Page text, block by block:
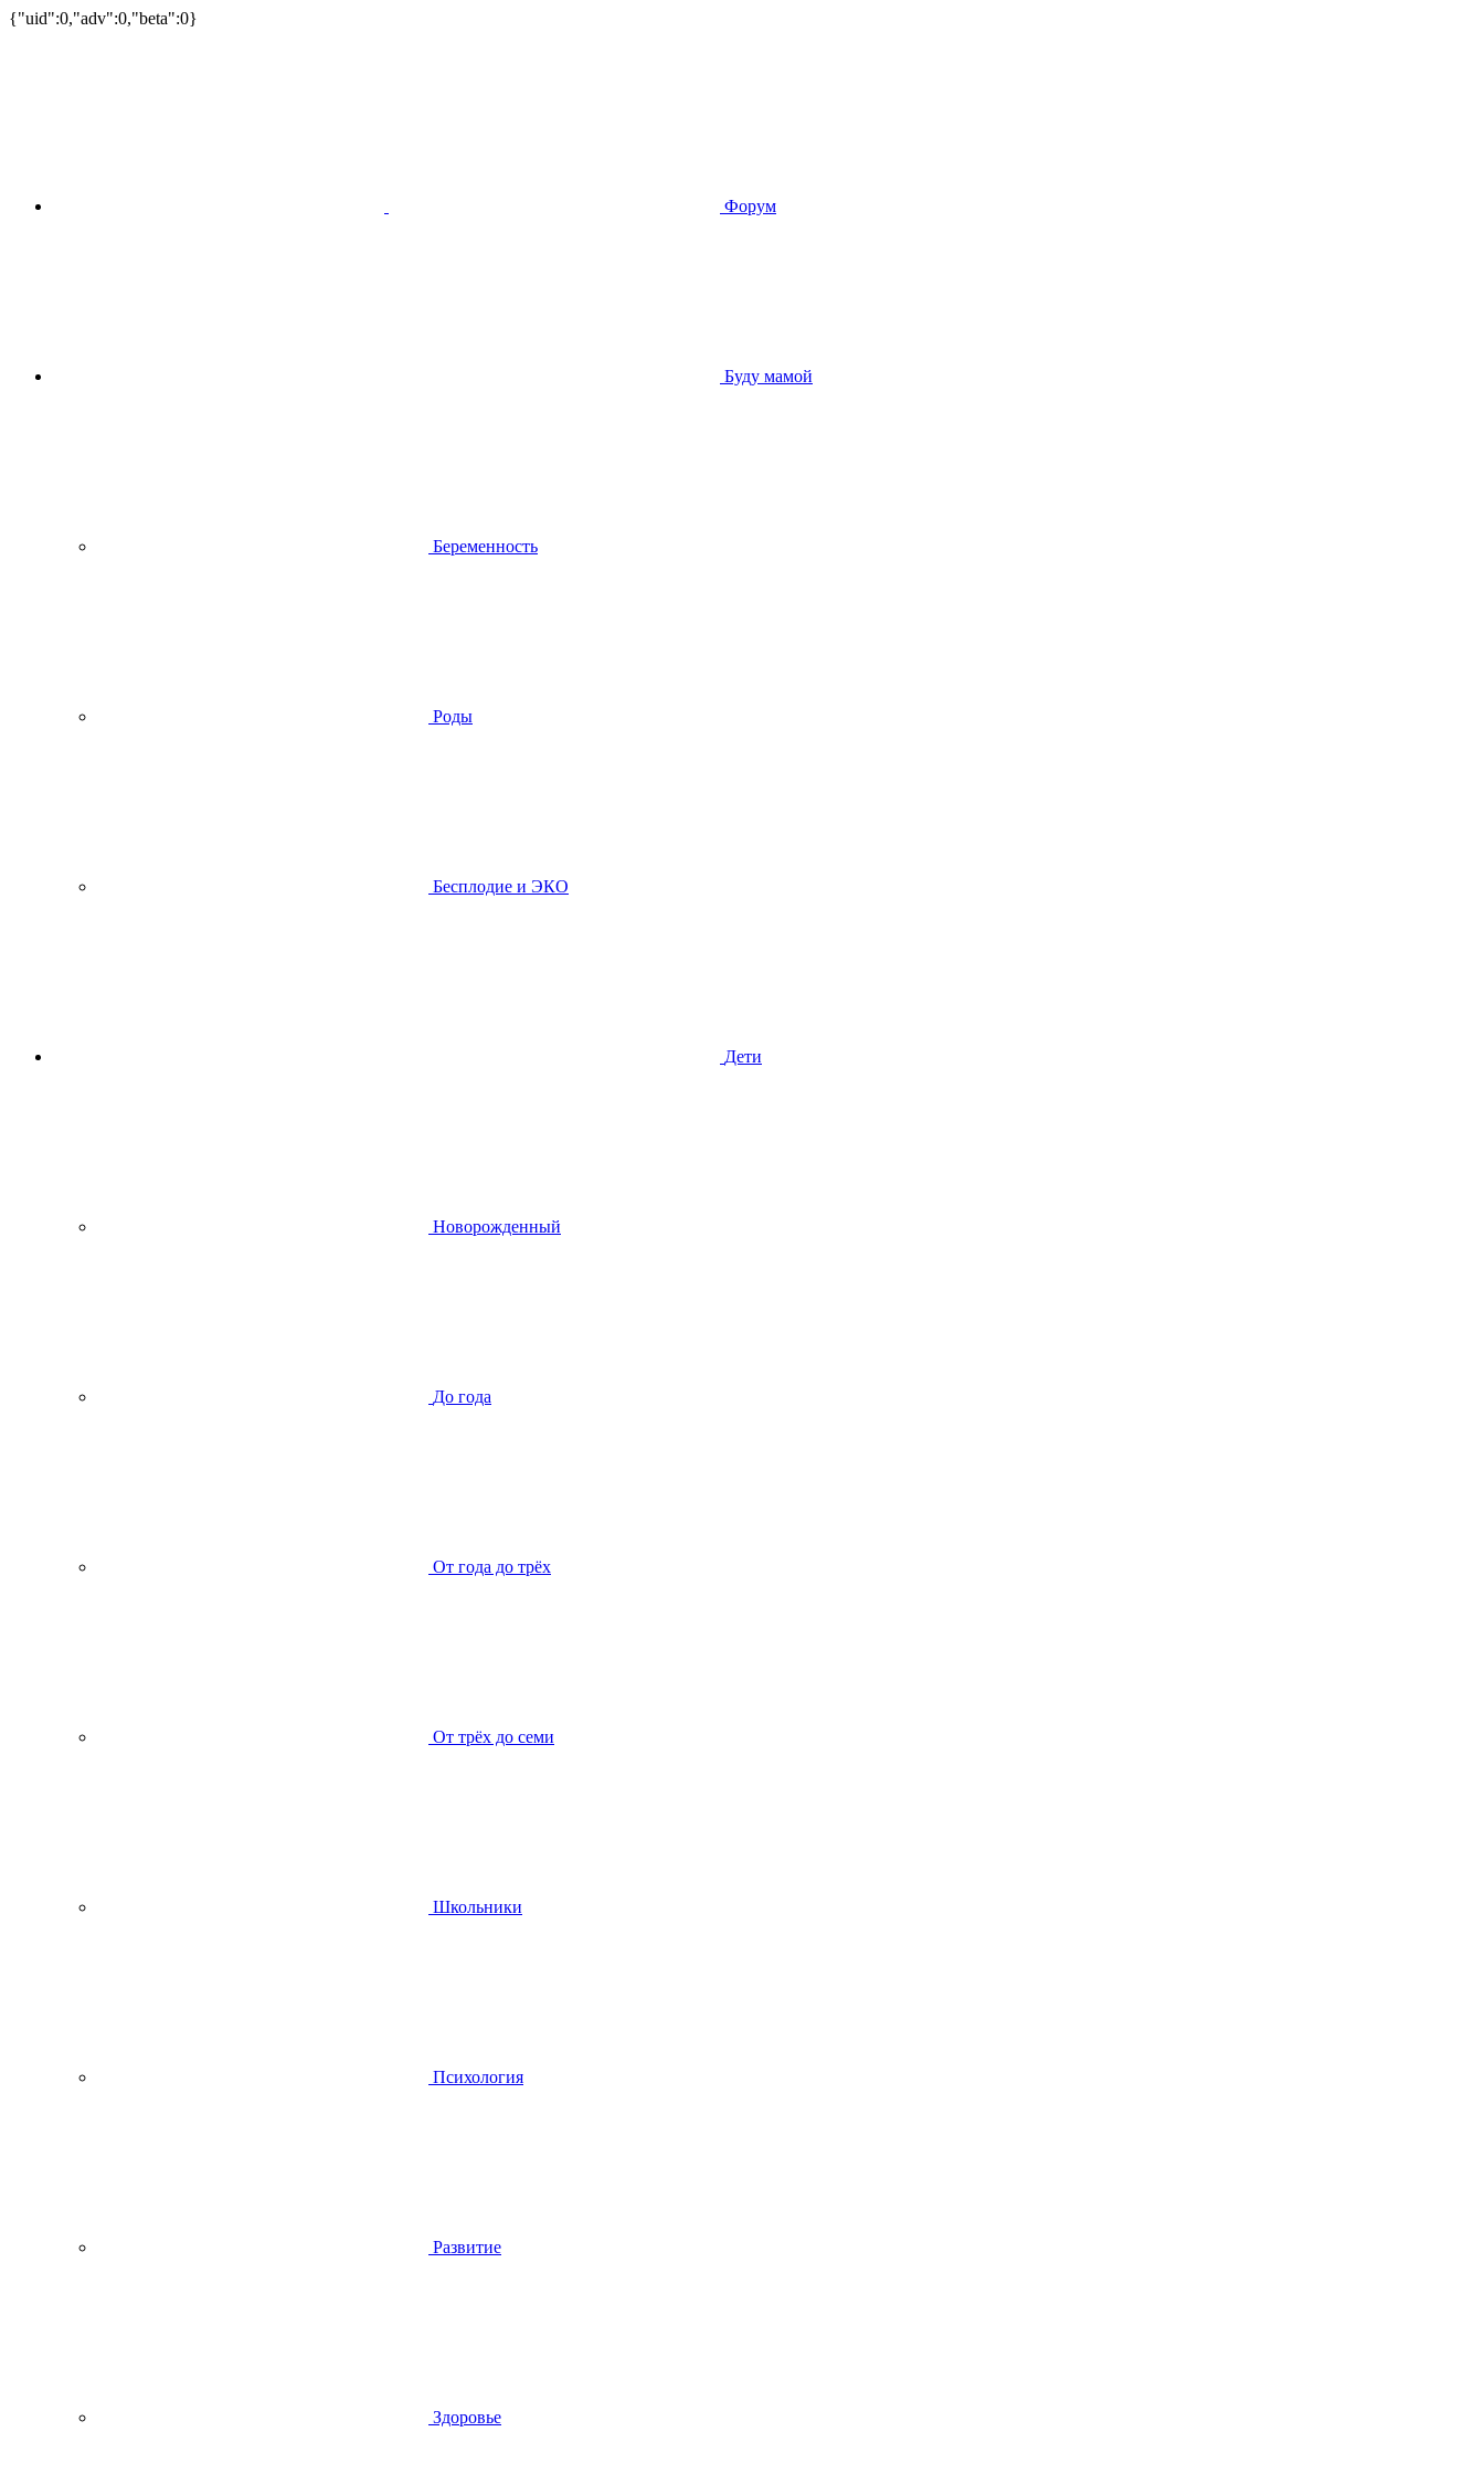
{"uid":0,"adv":0,"beta":0}
Форум
Буду мамой
Беременность
Роды
Бесплодие и ЭКО
Дети
Новорожденный
До года
От года до трёх
От трёх до семи
Школьники
Психология
Развитие
Здоровье